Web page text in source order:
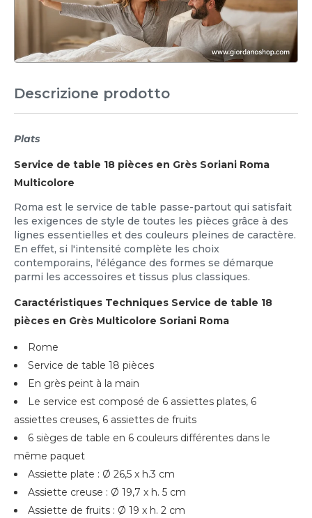
Descrizione prodotto
Plats
Service de table 18 pièces en Grès Soriani Roma
Multicolore
Roma est le service de table passe-partout qui satisfait
les exigences de style de toutes les pièces grâce à des
lignes essentielles et des couleurs pleines de caractère.
En effet, si l'intensité complète les choix
contemporains, l'élégance des formes se démarque
parmi les accessoires et tissus plus classiques.
Caractéristiques Techniques Service de table 18
pièces en Grès Multicolore Soriani Roma
Rome
Service de table 18 pièces
En grès peint à la main
Le service est composé de 6 assiettes plates, 6
assiettes creuses, 6 assiettes de fruits
6 sièges de table en 6 couleurs différentes dans le
même paquet
Assiette plate : Ø 26,5 x h.3 cm
Assiette creuse : Ø 19,7 x h. 5 cm
Assiette de fruits : Ø 19 x h. 2 cm